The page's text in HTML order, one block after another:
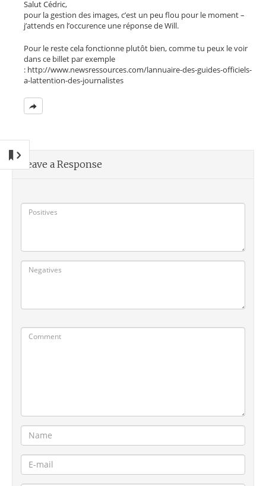
Salut Cédric,
pour la gestion des images, c’est un peu flou pour le moment –
j’attends en l’occurence une réponse de Will.
Pour le reste cela fonctionne plutôt bien, comme tu peux le voir
dans ce billet par exemple
: http://www.newsressources.com/lannuaire-des-guides-officiels-
a-lattention-des-journalistes
Leave a Response